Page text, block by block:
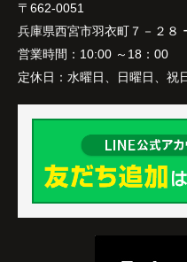
〒662-0051
兵庫県西宮市羽衣町７－２８
営業時間： 10:00 ～18：00
定休日： 水曜日、日曜日、祝